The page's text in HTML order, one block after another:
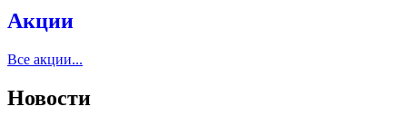
Акции
Все акции...
Новости